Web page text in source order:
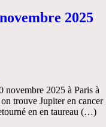
2025
2025 à Paris à
trouve Jupiter en cancer
en en taureau (…)